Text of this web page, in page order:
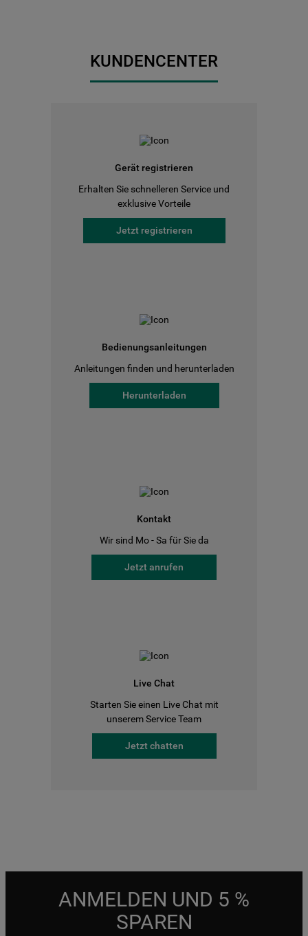
KUNDENCENTER
Gerät registrieren
Erhalten Sie schnelleren Service und
exklusive Vorteile
Jetzt registrieren
Bedienungsanleitungen
Anleitungen finden und herunterladen
Herunterladen
Kontakt
Wir sind Mo - Sa für Sie da
Jetzt anrufen
Live Chat
Starten Sie einen Live Chat mit
unserem Service Team
Jetzt chatten
ANMELDEN UND 5 %
SPAREN